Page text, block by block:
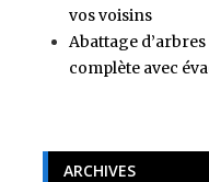
vos voisins
Abattage
complète avec
ARCHIVES